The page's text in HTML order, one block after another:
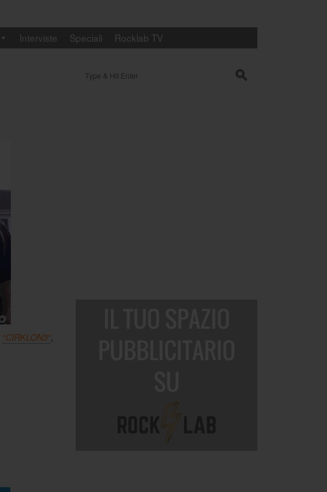
Interviste Speciali Rocklab TV
“CIRKLON3″,
s